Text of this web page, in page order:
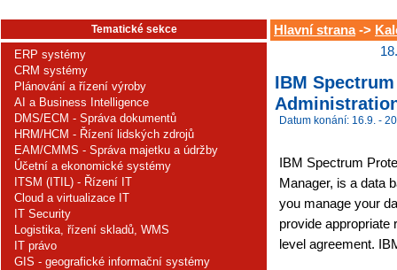
Tematické sekce
ERP systémy
CRM systémy
Plánování a řízení výroby
AI a Business Intelligence
DMS/ECM - Správa dokumentů
HRM/HCM - Řízení lidských zdrojů
EAM/CMMS - Správa majetku a údržby
Účetní a ekonomické systémy
ITSM (ITIL) - Řízení IT
Cloud a virtualizace IT
IT Security
Logistika, řízení skladů, WMS
IT právo
GIS - geografické informační systémy
Hlavní strana->
IBM
Datum konání: 16.9. -
IBM Spectrum
Manager, is a data
you manage your
provide
level agreement.